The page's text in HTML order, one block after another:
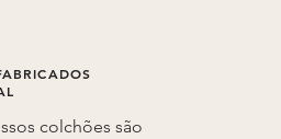
colchões são